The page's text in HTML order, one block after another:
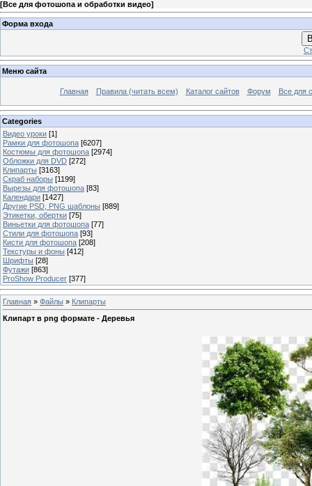
[Все для фотошопа и обработки видео]
Форма входа
Меню сайта
Главная Правила (читать всем) Каталог сайтов Форум Все для
Categories
Видео уроки [1]
Рамки для фотошопа [6207]
Костюмы для фотошопа [2974]
Обложки для DVD [272]
Клипарты [3163]
Скраб наборы [1199]
Вырезы для фотошопа [83]
Календари [1427]
Другие PSD, PNG шаблоны [889]
Этикетки, обертки [75]
Виньетки для фотошопа [77]
Стили для фотошопа [93]
Кисти для фотошопа [208]
Текстуры и фоны [412]
Шрифты [28]
Футажи [863]
ProShow Producer [377]
Главная » Файлы » Клипарты
Клипарт в png формате - Деревья